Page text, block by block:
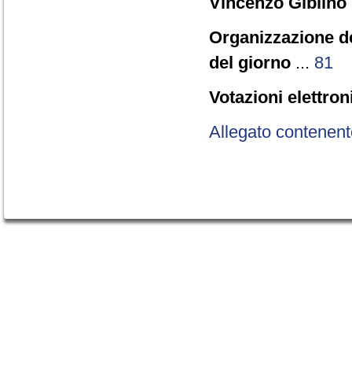
Organizzazione
del giorno ... 81
Votazioni
Allegato